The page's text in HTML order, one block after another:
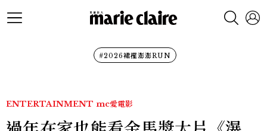
#2026裙襬澎澎RUN
ENTERTAINMENT mc愛電影